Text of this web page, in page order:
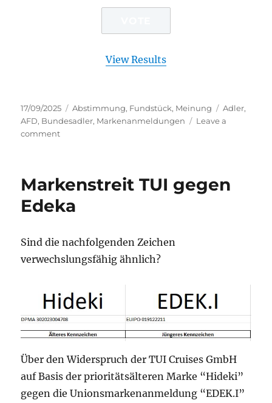
View Results
Posted
on
17/09/2025 Categories
Abstimmung, Fundstück, Meinung Tags
Adler,
AFD, Bundesadler, Markenanmeldungen
Leave a
commenton
Markenstreit TUI gegen
Edeka
Sind die nachfolgenden Zeichen
verwechslungsfähig ähnlich?
Über den Widerspruch der TUI Cruises GmbH
auf Basis der prioritätsälteren Marke “Hideki”
gegen die Unionsmarkenanmeldung “EDEK.I”